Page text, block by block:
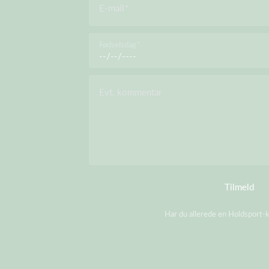
Tilmeld
Har du allerede en Holdsport-